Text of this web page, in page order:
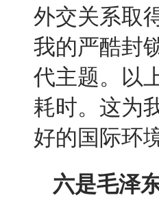
外交关系取
我的严酷封
代主题。以
耗时。这为
好的国际环
六是毛泽